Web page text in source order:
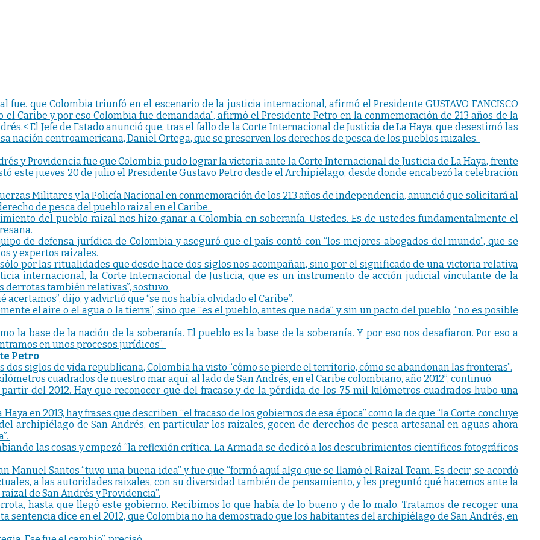
fue. que Colombia triunfó en el escenario de la justicia internacional, afirmó el Presidente GUSTAVO FANCISCO
el Caribe y por eso Colombia fue demandada”, afirmó el Presidente Petro en la conmemoración de 213 años de la
El Jefe de Estado anunció que, tras el fallo de la Corte Internacional de Justicia de La Haya, que desestimó las
nación centroamericana, Daniel Ortega, que se preserven los derechos de pesca de los pueblos raizales.
y Providencia fue que Colombia pudo lograr la victoria ante la Corte Internacional de Justicia de La Haya, frente
este jueves 20 de julio el Presidente Gustavo Petro desde el Archipiélago, desde donde encabezó la celebración
Militares y la Policía Nacional en conmemoración de los 213 años de independencia, anunció que solicitará al
de pesca del pueblo raizal en el Caribe.
del pueblo raizal nos hizo ganar a Colombia en soberanía. Ustedes. Es de ustedes fundamentalmente el
de defensa jurídica de Colombia y aseguró que el país contó con “los mejores abogados del mundo”, que se
y expertos raizales.
por las ritualidades que desde hace dos siglos nos acompañan, sino por el significado de una victoria relativa
internacional, la Corte Internacional de Justicia, que es un instrumento de acción judicial vinculante de la
también relativas”, sostuvo.
dijo, y advirtió que “se nos había olvidado el Caribe”.
el aire o el agua o la tierra”, sino que “es el pueblo, antes que nada” y sin un pacto del pueblo, “no es posible
la base de la nación de la soberanía. El pueblo es la base de la soberanía. Y por eso nos desafiaron. Por eso a
en unos procesos jurídicos”.
Petro
dos siglos de vida republicana, Colombia ha visto “cómo se pierde el territorio, cómo se abandonan las fronteras”.
cuadrados de nuestro mar aquí, al lado de San Andrés, en el Caribe colombiano, año 2012”, continuó.
del 2012. Hay que reconocer que del fracaso y de la pérdida de los 75 mil kilómetros cuadrados hubo una
en 2013, hay frases que describen “el fracaso de los gobiernos de esa época” como la de que “la Corte concluye
archipiélago de San Andrés, en particular los raizales, gocen de derechos de pesca artesanal en aguas ahora
las cosas y empezó “la reflexión crítica. La Armada se dedicó a los descubrimientos científicos fotográficos
Manuel Santos “tuvo una buena idea” y fue que “formó aquí algo que se llamó el Raizal Team. Es decir, se acordó
a las autoridades raizales, con su diversidad también de pensamiento, y les preguntó qué hacemos ante la
de San Andrés y Providencia”.
hasta que llegó este gobierno. Recibimos lo que había de lo bueno y de lo malo. Tratamos de recoger una
sentencia dice en el 2012, que Colombia no ha demostrado que los habitantes del archipiélago de San Andrés, en